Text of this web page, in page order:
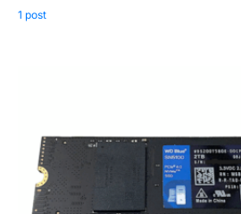
1 post